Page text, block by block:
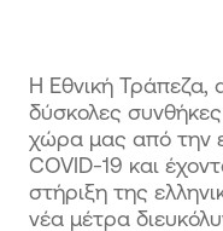
Η Εθνική Τράπεζα,
δύσκολες
χώρα μας από την
COVID-19 και
στήριξη της
νέα μέτρα